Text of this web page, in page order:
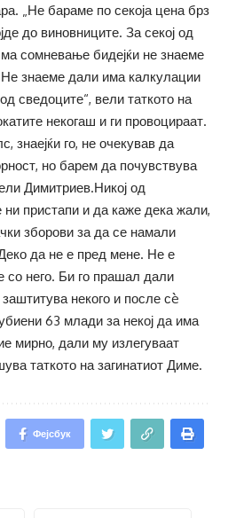
„Не бараме по секоја цена брз
до виновниците. За секој од
сомневање бидејќи не знаеме
знаеме дали има калкулации
сведоците“, вели таткото на
некогаш и ги провоцираат.
знаејќи го, не очекував да
но барем да почувствува
Димитриев.Никој од
ни пристапи и да каже дека жали,
зборови за да се намали
да не е пред мене. Не е
со него. Би го прашал дали
некого и после сè
63 млади за некој да има
мирно, дали му излегуваат
таткото на загинатиот Диме.
Фејсбук